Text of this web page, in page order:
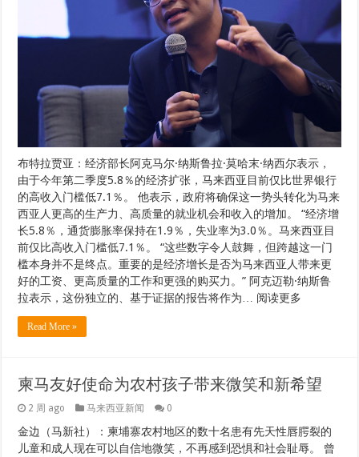
布特拉贾亚：经济部长阿克马尔·纳斯鲁拉·莫哈末·纳西尔表示，
由于今年第二季度5.8％的经济扩张，马来西亚目前仅比世界银行
的高收入门槛低7.1％。 他表示，政府将确保这一势头转化为马来
西亚人更高的生产力、高质量的就业机会和收入的增加。 “经济增
长5.8％，通货膨胀率保持在1.9％，失业率为3.0％。马来西亚目
前仅比高收入门槛低7.1％。 “这些数字令人鼓舞，但跨越这一门
槛本身并不是终点。重要的是经济增长是否为马来西亚人带来更
好的工资、更高质量的工作和更强的购买力。” 阿克迈勒·纳斯鲁
拉表示，这份独立的、基于证据的报告将作为… 阅读更多
Read More »
柬马友好使命为农村孩子带来微笑和新希望
2 周 ago 马来西亚新闻 0
金边（马新社）：柬埔寨农村地区的数十名患有先天性唇腭裂的
儿童和成人现在可以自信地微笑，不再感到恐惧和社会耻辱。 曾